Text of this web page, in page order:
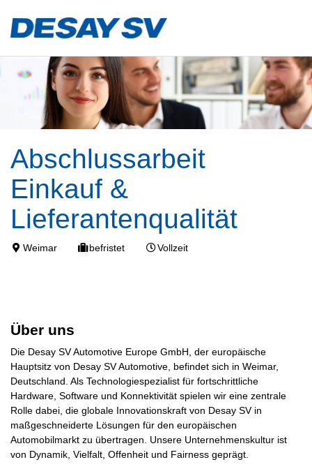
Abschlussarbeit
Einkauf &
Lieferantenqualität
Weimar befristet Vollzeit
Über uns
Die Desay SV Automotive Europe GmbH, der europäische
Hauptsitz von Desay SV Automotive, befindet sich in Weimar,
Deutschland. Als Technologiespezialist für fortschrittliche
Hardware, Software und Konnektivität spielen wir eine zentrale
Rolle dabei, die globale Innovationskraft von Desay SV in
maßgeschneiderte Lösungen für den europäischen
Automobilmarkt zu übertragen. Unsere Unternehmenskultur ist
von Dynamik, Vielfalt, Offenheit und Fairness geprägt.